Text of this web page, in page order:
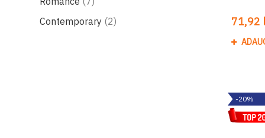
Contemporary 2produse 71,92
-20%